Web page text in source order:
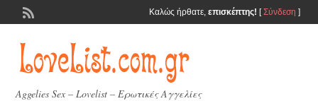
Καλώς ήρθατε, επισκέπτης! [Σύνδεση ]
Aggelies Sex – Lovelist – Ερωτικές Αγγελίες